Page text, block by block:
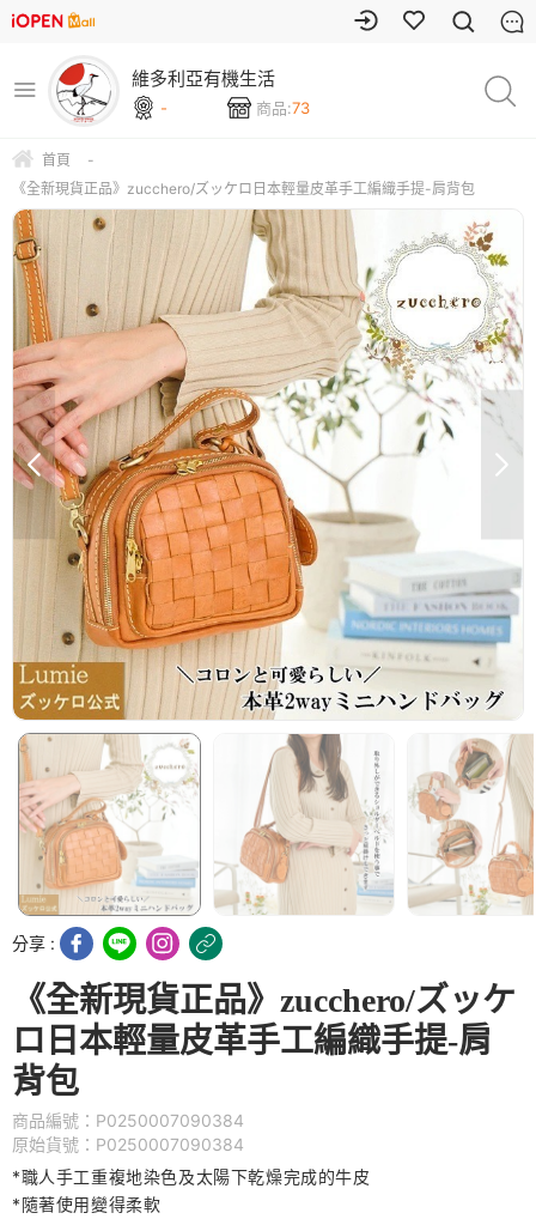
維多利亞有機生活
- 商品:73
首頁
-
《全新現貨正品》zucchero/ズッケロ日本輕量皮革手工編織手提-肩背包
分享 :
《全新現貨正品》zucchero/ズッケ
ロ日本輕量皮革手工編織手提-肩
背包
商品編號：P0250007090384
原始貨號：P0250007090384
*職人手工重複地染色及太陽下乾燥完成的牛皮​
*隨著使用變得柔軟